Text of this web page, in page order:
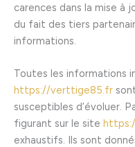
carences dans la mise à
du fait des tiers
informations.
Toutes les informations
https://verttige85.fr
susceptibles d’évoluer.
figurant sur le site
exhaustifs. Ils sont